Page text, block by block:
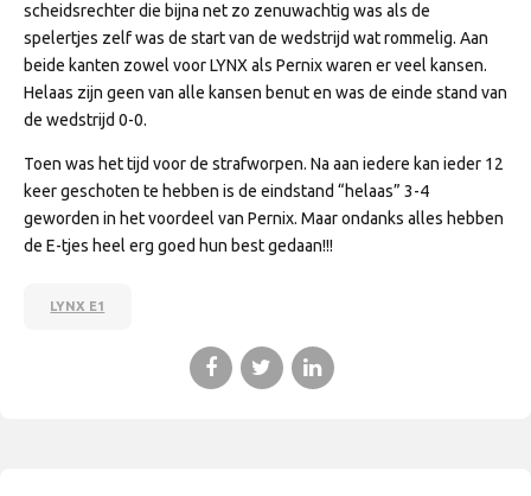
scheidsrechter die bijna net zo zenuwachtig was als de
spelertjes zelf was de start van de wedstrijd wat rommelig. Aan
beide kanten zowel voor LYNX als Pernix waren er veel kansen.
Helaas zijn geen van alle kansen benut en was de einde stand van
de wedstrijd 0-0.
Toen was het tijd voor de strafworpen. Na aan iedere kan ieder 12
keer geschoten te hebben is de eindstand “helaas” 3-4
geworden in het voordeel van Pernix. Maar ondanks alles hebben
de E-tjes heel erg goed hun best gedaan!!!
LYNX E1